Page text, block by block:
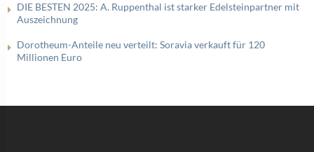
DIE BESTEN 2025: A. Ruppenthal ist starker Edelsteinpartner mit
Auszeichnung
Dorotheum-Anteile neu verteilt: Soravia verkauft für 120
Millionen Euro